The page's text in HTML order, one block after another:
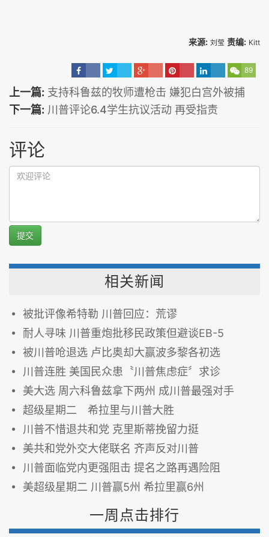
来源: 刘莹 责编: Kitt
89
上一篇: 支持科鲁兹的牧师遭枪击 嫌犯白宫外被捕
下一篇: 川普评论6.4学生抗议活动 再受指责
评论
提交
相关新闻
被批评像希特勒 川普回应：荒谬
耐人寻味 川普重炮批移民政策但避谈EB-5
被川普呛退选 卢比奥却大赢波多黎各初选
川普连胜 美国民众患〝川普焦虑症〞求诊
美大选 周六科鲁兹拿下两州 成川普最强对手
超级星期二 希拉里与川普大胜
川普不惜退共和党 克里斯蒂挽留力挺
美共和党外交大佬联名 齐声反对川普
川普面临党内更强阻击 提名之路再遇险阻
美超级星期二 川普赢5州 希拉里赢6州
一周点击排行